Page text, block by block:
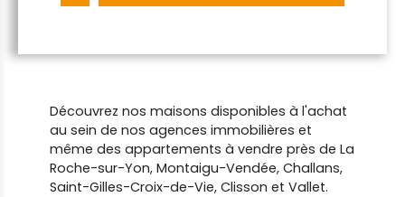
Découvrez nos maisons disponibles à l'achat
au sein de nos agences immobilières et
même des appartements à vendre près de La
Roche-sur-Yon, Montaigu-Vendée, Challans,
Saint-Gilles-Croix-de-Vie, Clisson et Vallet.